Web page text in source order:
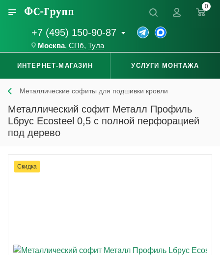
+7 (495) 150-90-87
Москва, СПб, Тула
0
ИНТЕРНЕТ-МАГАЗИН УСЛУГИ МОНТАЖА
Металлические софиты для подшивки кровли
Металлический софит Металл Профиль
Lбрус Ecosteel 0,5 с полной перфорацией
под дерево
Скидка